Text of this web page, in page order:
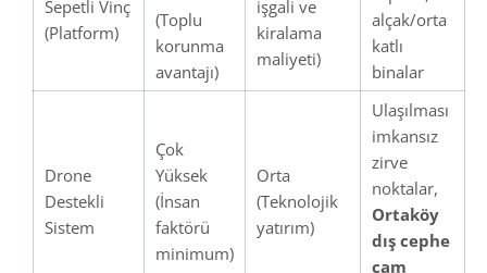
Sepetli Vinç
(Platform)
(Toplu
korunma
avantajı)
işgali ve
kiralama
maliyeti)
alçak/orta
katlı
binalar
Drone
Destekli
Sistem
Çok
Yüksek
(İnsan
faktörü
minimum)
Orta
(Teknolojik
yatırım)
Ulaşılması
imkansız
zirve
noktalar,
Ortaköy
dış cephe
cam